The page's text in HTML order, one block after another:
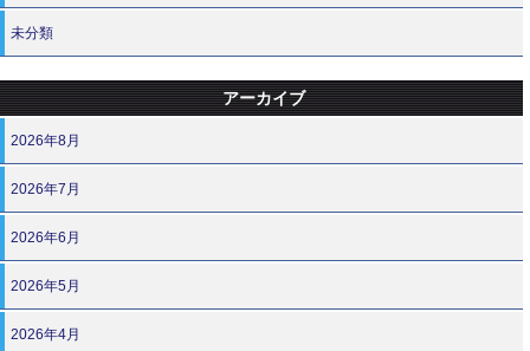
未分類
アーカイブ
2026年8月
2026年7月
2026年6月
2026年5月
2026年4月